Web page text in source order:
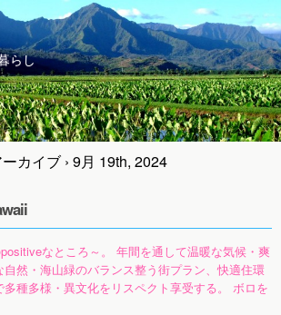
らし
カイブ › 9月 19th, 2024
なところ～。 年間を通して温暖な気候・爽
然・海山緑のバランス整う街プラン、快適住環
種多様・異文化をリスペクト享受する。 ボロを